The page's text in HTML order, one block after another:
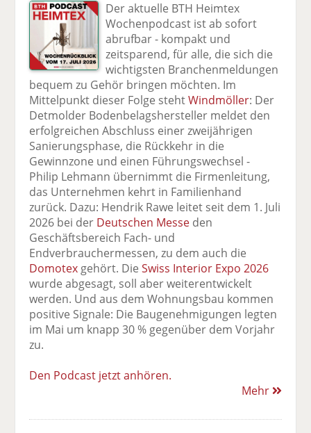
Der aktuelle BTH Heimtex
Wochenpodcast ist ab sofort
abrufbar - kompakt und
zeitsparend, für alle, die sich die
wichtigsten Branchenmeldungen
bequem zu Gehör bringen möchten. Im
Mittelpunkt dieser Folge stehtWindmöller: Der
Detmolder Bodenbelagshersteller meldet den
erfolgreichen Abschluss einer zweijährigen
Sanierungsphase, die Rückkehr in die
Gewinnzone und einen Führungswechsel -
Philip Lehmann übernimmt die Firmenleitung,
das Unternehmen kehrt in Familienhand
zurück. Dazu: Hendrik Rawe leitet seit dem 1. Juli
2026 bei der Deutschen Messe den
Geschäftsbereich Fach- und
Endverbrauchermessen, zu dem auch die
Domotex gehört. DieSwiss Interior Expo 2026
wurde abgesagt, soll aber weiterentwickelt
werden. Und aus dem Wohnungsbau kommen
positive Signale: Die Baugenehmigungen legten
im Mai um knapp 30 % gegenüber dem Vorjahr
zu.
Den Podcast jetzt anhören.
Mehr